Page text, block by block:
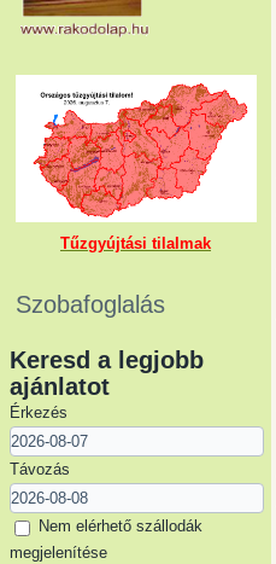
Tűzgyújtási tilalmak
Szobafoglalás
Keresd a legjobb
ajánlatot
Érkezés
Távozás
Nem elérhető szállodák
megjelenítése